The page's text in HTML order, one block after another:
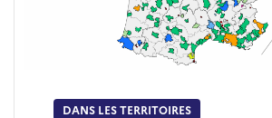
DANS LES TERRITOIRES